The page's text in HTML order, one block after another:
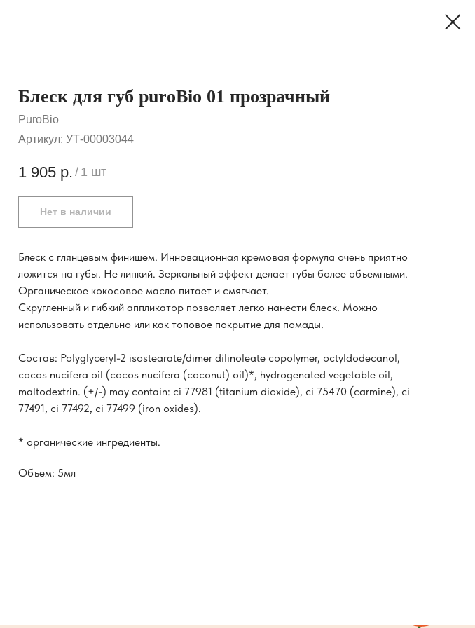
Блеск для губ puroBio 01 прозрачный
PuroBio
Артикул: УТ-00003044
1 905 р. / 1 шт
Нет в наличии
Блеск с глянцевым финишем. Инновационная кремовая формула очень приятно
ложится на губы. Не липкий. Зеркальный эффект делает губы более объемными.
Органическое кокосовое масло питает и смягчает.
Скругленный и гибкий аппликатор позволяет легко нанести блеск. Можно
использовать отдельно или как топовое покрытие для помады.
Состав: Polyglyceryl-2 isostearate/dimer dilinoleate copolymer, octyldodecanol,
cocos nucifera oil (cocos nucifera (coconut) oil)*, hydrogenated vegetable oil,
maltodextrin. (+/-) may contain: ci 77981 (titanium dioxide), ci 75470 (carmine), ci
77491, ci 77492, ci 77499 (iron oxides).
* органические ингредиенты.
Объем: 5мл